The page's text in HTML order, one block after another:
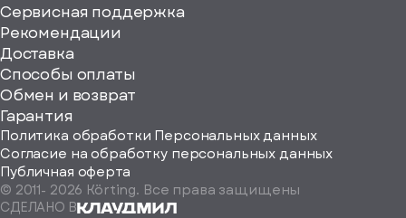
Сервисная поддержка
Рекомендации
Доставка
Способы оплаты
Обмен и возврат
Гарантия
Политика обработки Персональных данных
Согласие на обработку персональных данных
Публичная оферта
© 2011- 2026 Körting. Все права защищены
СДЕЛАНО В
Определить